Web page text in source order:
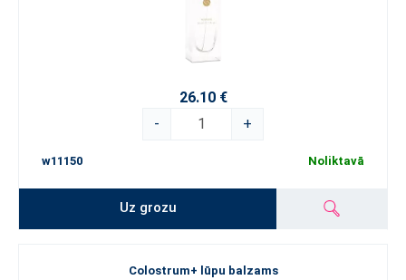
26.10 €
-
+
w11150 Noliktavā
Uz grozu
Colostrum+ lūpu balzams